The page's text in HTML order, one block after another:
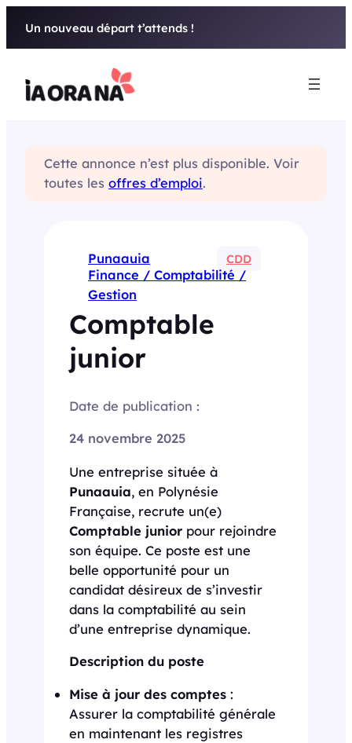
Un nouveau départ t’attends !
Cette annonce n’est plus disponible. Voir
toutes les offres d’emploi.
Punaauia CDD
Finance / Comptabilité /
Gestion
Comptable
junior
Date de publication :
24 novembre 2025
Une entreprise située à
Punaauia, en Polynésie
Française, recrute un(e)
Comptable junior pour rejoindre
son équipe. Ce poste est une
belle opportunité pour un
candidat désireux de s’investir
dans la comptabilité au sein
d’une entreprise dynamique.
Description du poste
Mise à jour des comptes :
Assurer la comptabilité générale
en maintenant les registres